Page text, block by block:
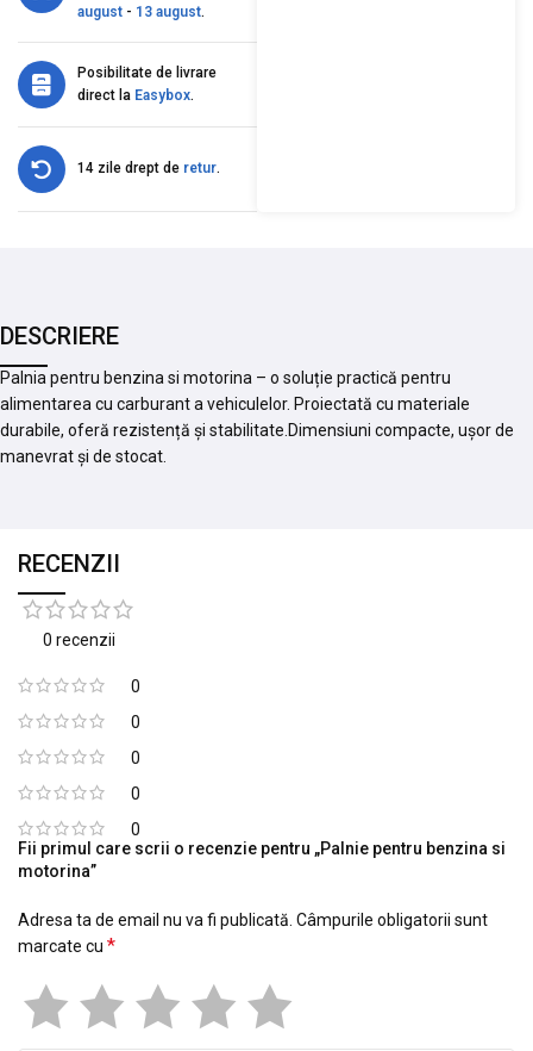
august - 13 august.
Posibilitate de livrare
direct la Easybox.
14 zile drept de retur.
DESCRIERE
Palnia pentru benzina si motorina – o soluție practică pentru
alimentarea cu carburant a vehiculelor. Proiectată cu materiale
durabile, oferă rezistență și stabilitate.Dimensiuni compacte, ușor de
manevrat și de stocat.
RECENZII
0 recenzii
0
0
0
0
0
Fii primul care scrii o recenzie pentru „Palnie pentru benzina si
motorina”
Adresa ta de email nu va fi publicată. Câmpurile obligatorii sunt
marcate cu *